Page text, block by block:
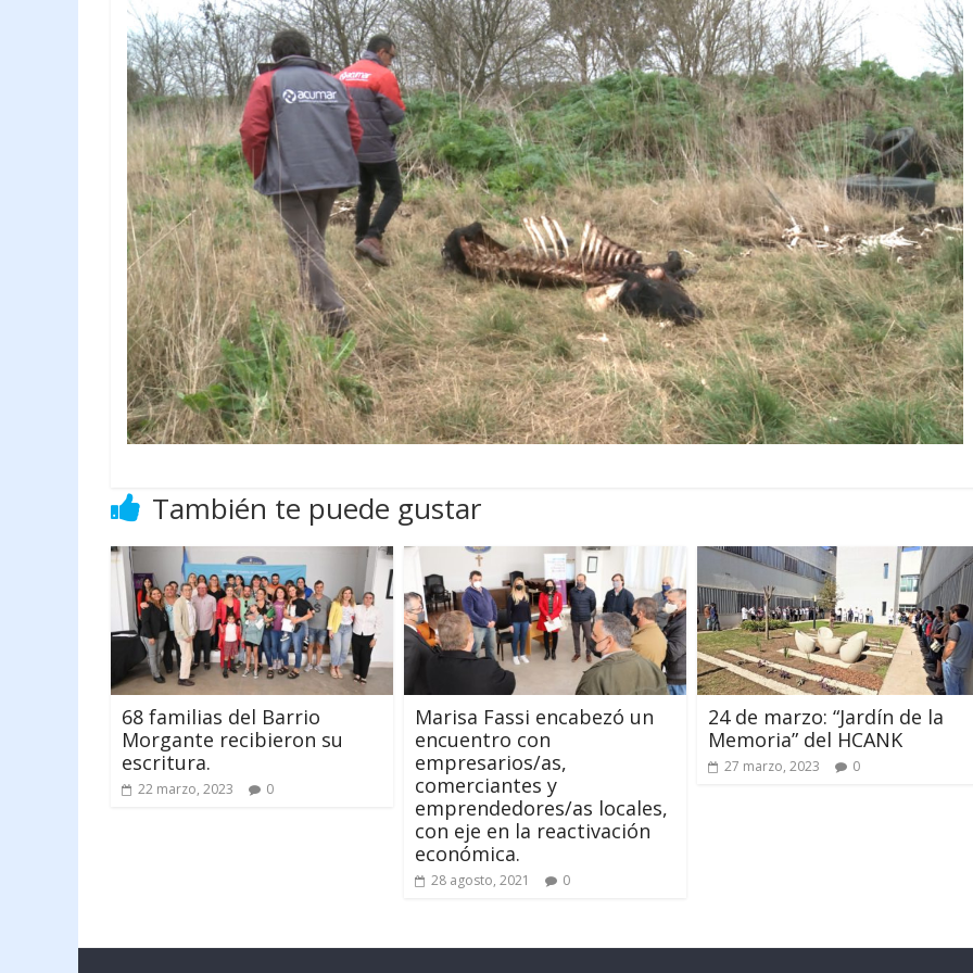
También te puede gustar
68 familias del Barrio
Morgante recibieron su
escritura.
22 marzo, 2023 0
Marisa Fassi encabezó un
encuentro con
empresarios/as,
comerciantes y
emprendedores/as locales,
con eje en la reactivación
económica.
28 agosto, 2021 0
24 de marzo: “Jardín de la
Memoria” del HCANK
27 marzo, 2023 0